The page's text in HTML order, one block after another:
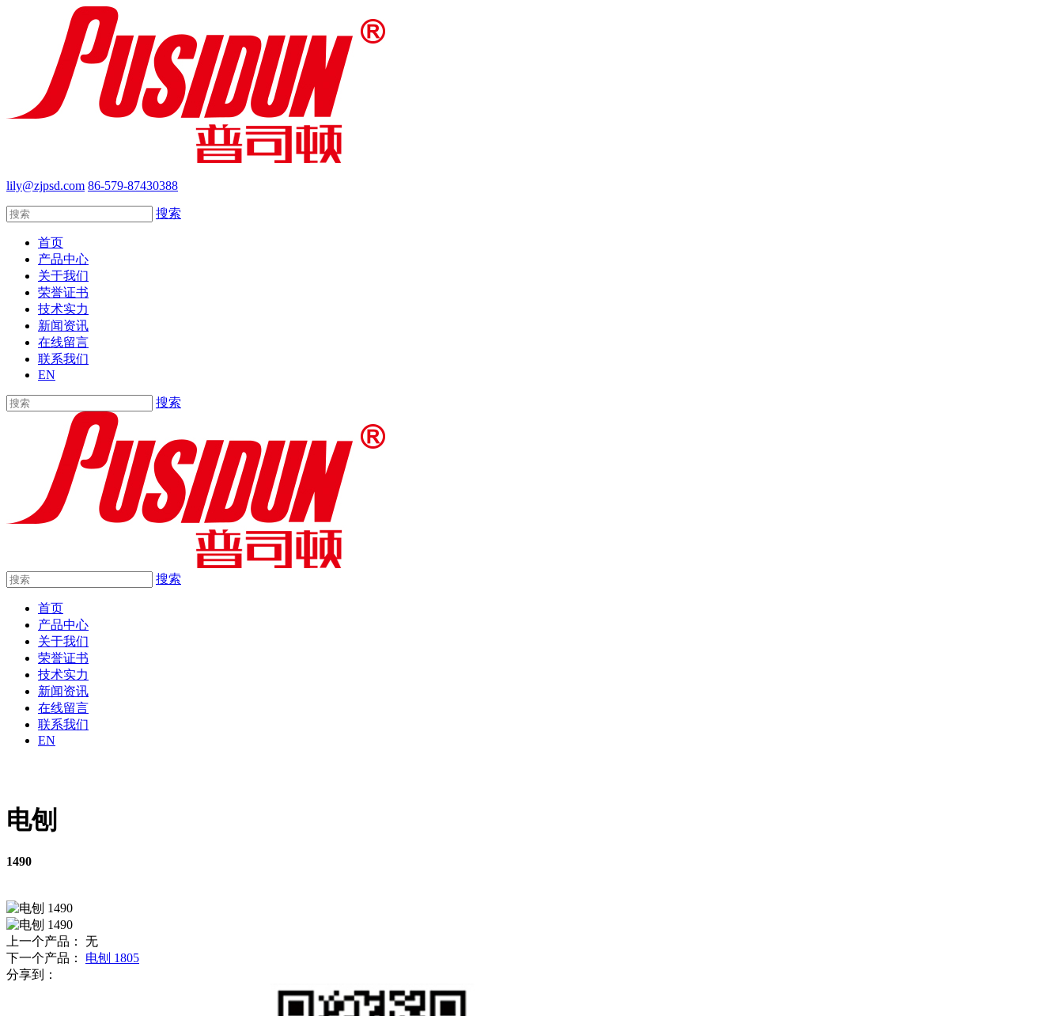
lily@zjpsd.com 86-579-87430388
搜索
首页
产品中心
关于我们
荣誉证书
技术实力
新闻资讯
在线留言
联系我们
EN
搜索
搜索
首页
产品中心
关于我们
荣誉证书
技术实力
新闻资讯
在线留言
联系我们
EN
电刨
1490
上一个产品： 无
下一个产品： 电刨 1805
分享到：